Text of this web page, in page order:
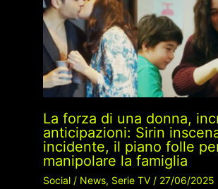
La forza di una donna,
anticipazioni: Sirin
incidente, il piano folle
manipolare la famiglia
Social/ News, Serie TV/ 27/06/2025